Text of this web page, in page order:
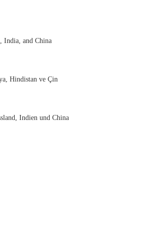
India, and China
Hindistan ve Çin
Indien und China